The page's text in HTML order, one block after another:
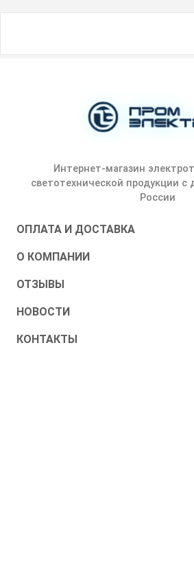
Интернет-магазин
светотехнической продукции с
России
ОПЛАТА И ДОСТАВКА
О КОМПАНИИ
ОТЗЫВЫ
НОВОСТИ
КОНТАКТЫ